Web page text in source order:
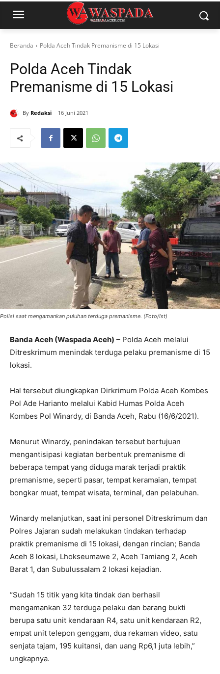
Beranda Polda Aceh Tindak Premanisme di 15 Lokasi
Polda Aceh Tindak
Premanisme di 15 Lokasi
By Redaksi 16 Juni 2021
Polisi saat mengamankan puluhan terduga premanisme. (Foto/Ist)
Banda Aceh (Waspada Aceh) – Polda Aceh melalui
Ditreskrimum menindak terduga pelaku premanisme di 15
lokasi.
Hal tersebut diungkapkan Dirkrimum Polda Aceh Kombes
Pol Ade Harianto melalui Kabid Humas Polda Aceh
Kombes Pol Winardy, di Banda Aceh, Rabu (16/6/2021).
Menurut Winardy, penindakan tersebut bertujuan
mengantisipasi kegiatan berbentuk premanisme di
beberapa tempat yang diduga marak terjadi praktik
premanisme, seperti pasar, tempat keramaian, tempat
bongkar muat, tempat wisata, terminal, dan pelabuhan.
Winardy melanjutkan, saat ini personel Ditreskrimum dan
Polres Jajaran sudah melakukan tindakan terhadap
praktik premanisme di 15 lokasi, dengan rincian; Banda
Aceh 8 lokasi, Lhokseumawe 2, Aceh Tamiang 2, Aceh
Barat 1, dan Subulussalam 2 lokasi kejadian.
“Sudah 15 titik yang kita tindak dan berhasil
mengamankan 32 terduga pelaku dan barang bukti
berupa satu unit kendaraan R4, satu unit kendaraan R2,
empat unit telepon genggam, dua rekaman video, satu
senjata tajam, 195 kuitansi, dan uang Rp6,1 juta lebih,”
ungkapnya.